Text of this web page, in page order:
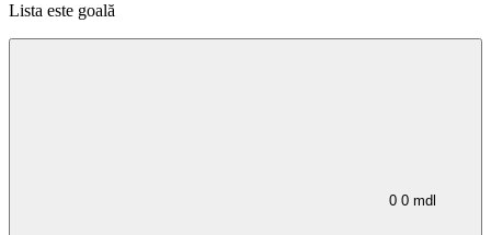
Lista este goală
0 0 mdl